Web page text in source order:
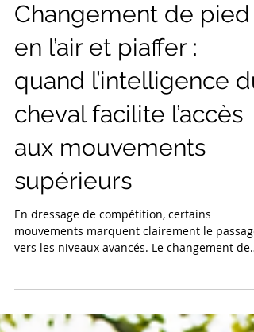
Changement de pied
en l’air et piaffer :
quand l’intelligence du
cheval facilite l’accès
aux mouvements
supérieurs
vers les niveaux avancés. Le changement de
pied en l’air au galop apparaît dans les
des niveaux supérieurs, notamment en